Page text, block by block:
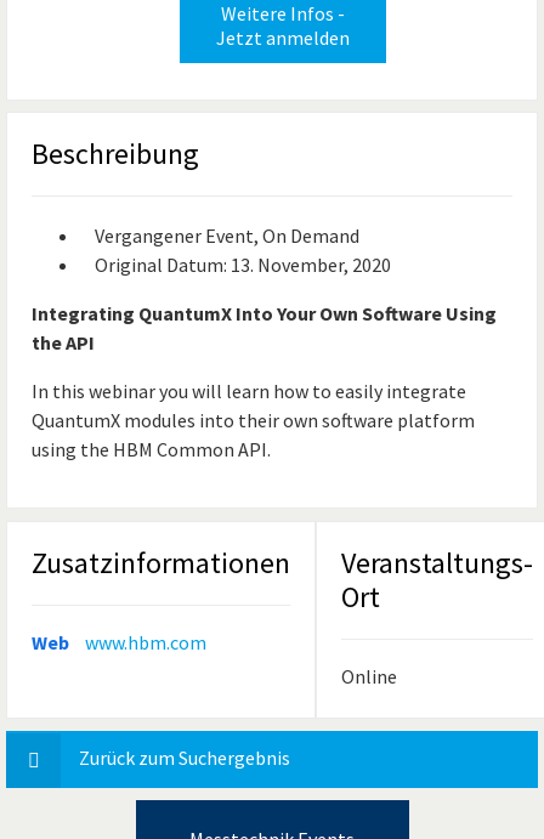
Weitere Infos -
Jetzt anmelden
Beschreibung
Vergangener Event, On Demand
Original Datum: 13. November, 2020
Integrating QuantumX Into Your Own Software Using
the API
In this webinar you will learn how to easily integrate
QuantumX modules into their own software platform
using the HBM Common API.
Zusatzinformationen
Web www.hbm.com
Veranstaltungs-
Ort
Online
Zurück zum Suchergebnis